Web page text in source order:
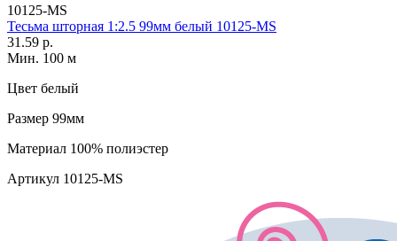
10125-MS
Тесьма шторная 1:2.5 99мм белый 10125-MS
31.59 р.
Мин. 100 м
Цвет белый
Размер 99мм
Материал 100% полиэстер
Артикул 10125-MS